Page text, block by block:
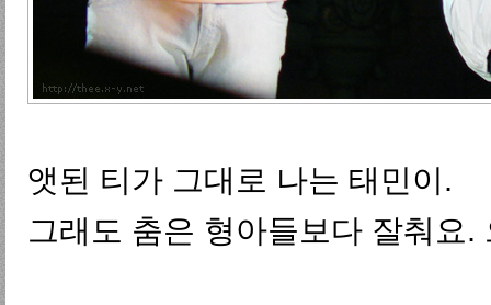
앳된 티가 그대로 나는 태민이.
그래도 춤은 형아들보다 잘춰요.